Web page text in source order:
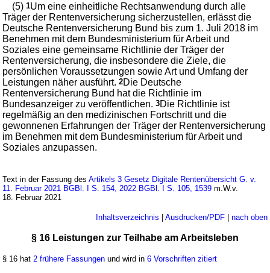
(5)1Um eine einheitliche Rechtsanwendung durch alle
Träger der Rentenversicherung sicherzustellen, erlässt die
Deutsche Rentenversicherung Bund bis zum 1. Juli 2018 im
Benehmen mit dem Bundesministerium für Arbeit und
Soziales eine gemeinsame Richtlinie der Träger der
Rentenversicherung, die insbesondere die Ziele, die
persönlichen Voraussetzungen sowie Art und Umfang der
Leistungen näher ausführt.2Die Deutsche
Rentenversicherung Bund hat die Richtlinie im
Bundesanzeiger zu veröffentlichen.3Die Richtlinie ist
regelmäßig an den medizinischen Fortschritt und die
gewonnenen Erfahrungen der Träger der Rentenversicherung
im Benehmen mit dem Bundesministerium für Arbeit und
Soziales anzupassen.
Text in der Fassung desArtikels 3 Gesetz Digitale Rentenübersicht G. v.
11. Februar 2021 BGBl. I S. 154, 2022 BGBl. I S. 105, 1539 m.W.v.
18. Februar 2021
Inhaltsverzeichnis Ausdrucken/PDF| nach oben
§ 16 Leistungen zur Teilhabe am Arbeitsleben
§ 16 hat 2 frühere Fassungen und wird in6 Vorschriften zitiert